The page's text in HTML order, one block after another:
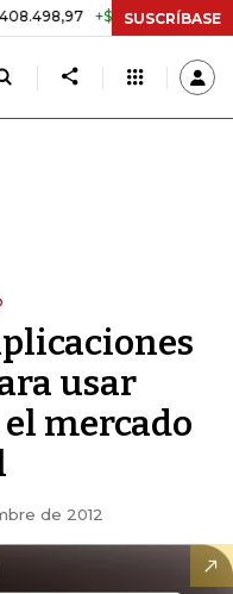
+$ 8.753,81 +2,19%
SUSCRÍBASE
usar
mercado
de 2012